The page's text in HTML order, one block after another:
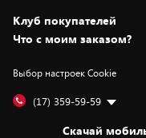
Статьи и обзоры
Вакансии
Дай пять добру!
Безналичный расчёт
Обмен и возврат товара
Обработка персональных
Подарочные карты
Установка техники
Для игровых консолей
Для мобильных устройств
Для компьютеров
Скидки и промокоды
Белорусские товары
Бонусы
Оплата частями
Клуб покупателей
Что с моим заказом?
Выбор настроек Cookie
(17) 359-59-59
Скачай